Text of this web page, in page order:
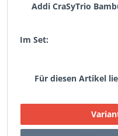
Addi CraSyTrio
Im Set:
Für diesen Artikel